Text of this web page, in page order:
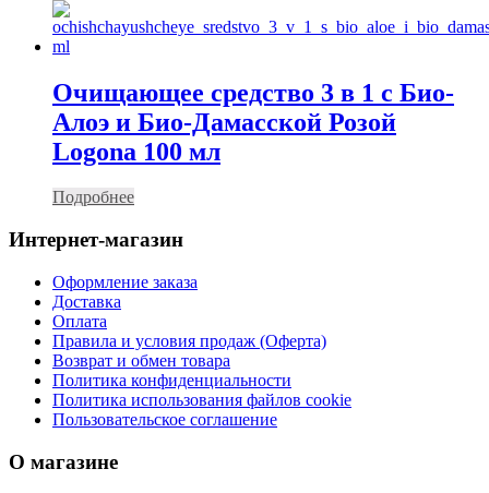
Очищающее средство 3 в 1 с Био-
Алоэ и Био-Дамасской Розой
Logona 100 мл
Подробнее
Интернет-магазин
Оформление заказа
Доставка
Оплата
Правила и условия продаж (Оферта)
Возврат и обмен товара
Политика конфиденциальности
Политика использования файлов cookie
Пользовательское соглашение
О магазине